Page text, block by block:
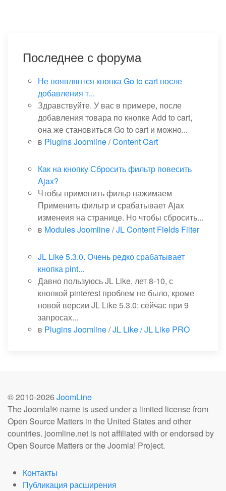
Последнее с форума
Не появлянтся кнопка Go to cart после
добавления т...
Здравствуйте. У вас в примере, после
добавления товара по кнопке Add to cart,
она же становиться Go to cart и можно...
в Plugins Joomline/Content Cart
Как на кнопку Сбросить фильтр повесить
Ajax?
Чтобы применить фильр нажимаем
Применить фильтр и срабатывает Ajax
изменеия на странице. Но чтобы сбросить...
в Modules Joomline/JL Content Fields Filter
JL Like 5.3.0. Очень редко срабатывает
кнопка pint...
Давно пользуюсь JL Like, лет 8-10, с
кнопкой pinterest проблем не было, кроме
новой версии JL Like 5.3.0: сейчас при 9
запросах...
в Plugins Joomline/JL Like / JL Like PRO
© 2010-2026 JoomLine
The Joomla!® name is used under a limited license from
Open Source Matters in the United States and other
countries. joomline.net is not affiliated with or endorsed by
Open Source Matters or the Joomla! Project.
Контакты
Публикация расширения